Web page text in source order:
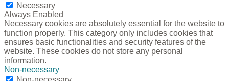
Necessary
Always Enabled
Necessary cookies are absolutely essential for the website to
function properly. This category only includes cookies that
ensures basic functionalities and security features of the
website. These cookies do not store any personal
information.
Non-necessary